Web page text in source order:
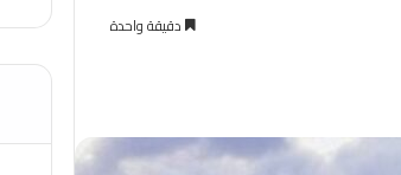
دقيقة واحدة